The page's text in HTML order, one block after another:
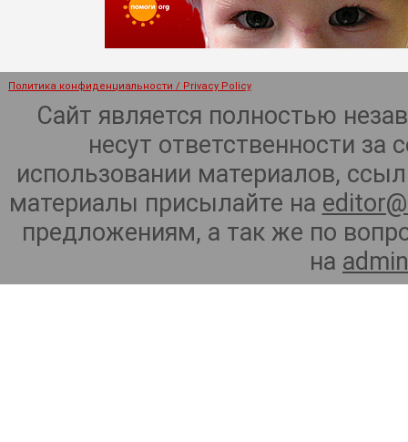
Политика конфиденциальности / Privacy Policy
Сайт является полностью
несут ответственности
использовании материалов,
материалы присылайте на
предложениям, а так же по
на